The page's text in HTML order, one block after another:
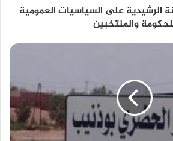
الرشيدية على السياسيات العمومية
والمنتخبين